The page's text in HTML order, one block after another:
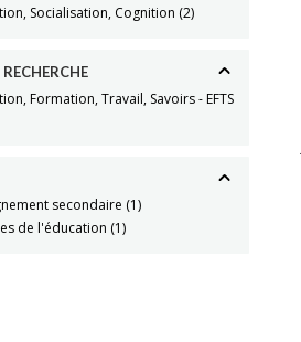
Socialisation, Cognition (2)
Formation, Travail, Savoirs - EFTS
secondaire (1)
de l'éducation (1)